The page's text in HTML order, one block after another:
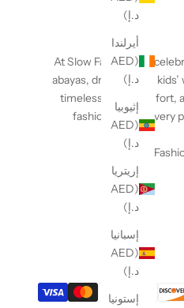
د.إ)
أيرلندا
(AED
د.إ)
إثيوبيا
(AED
د.إ)
إريتريا
(AED
د.إ)
إسبانيا
(AED
د.إ)
إستونيا
At Slow Fashion, we
abayas, dresses, and
timeless style, comfort,
fashion, where every
Slow